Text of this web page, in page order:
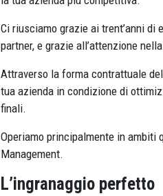
Ci riusciamo grazie ai trent’anni
partner, e grazie all’attenzione
Attraverso la forma contrattuale
tua azienda in condizione di
finali.
Operiamo principalmente in ambiti
Management.
L’ingranaggio perfetto